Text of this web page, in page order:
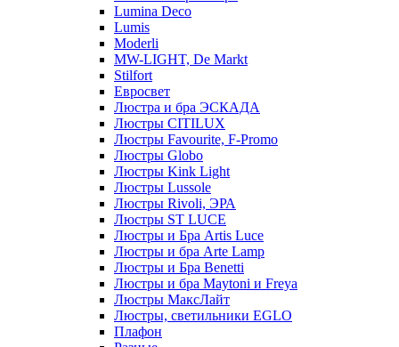
Lumina Deco
Lumis
Moderli
MW-LIGHT, De Markt
Stilfort
Евросвет
Люстра и бра ЭСКАДА
Люстры CITILUX
Люстры Favourite, F-Promo
Люстры Globo
Люстры Kink Light
Люстры Lussole
Люстры Rivoli, ЭРА
Люстры ST LUCE
Люстры и Бра Artis Luce
Люстры и бра Arte Lamp
Люстры и Бра Benetti
Люстры и бра Maytoni и Freya
Люстры МаксЛайт
Люстры, светильники EGLO
Плафон